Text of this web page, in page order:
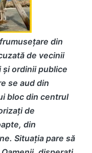
din
de vecinii
și ordinii publice
se aud din
bloc din centrul
de
din
Situația pare să